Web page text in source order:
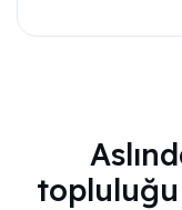
topluluğu